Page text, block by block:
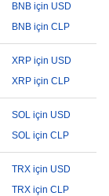
BNB için USD
BNB için CLP
XRP için USD
XRP için CLP
SOL için USD
SOL için CLP
TRX için USD
TRX için CLP